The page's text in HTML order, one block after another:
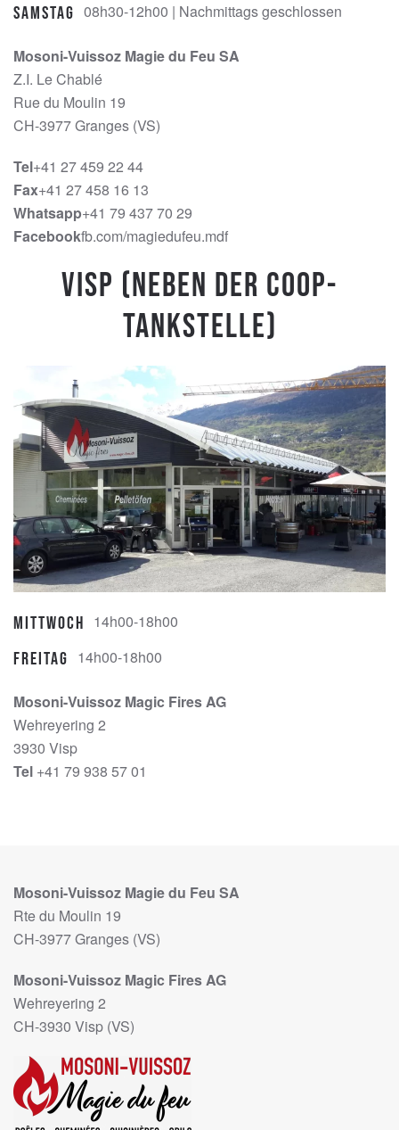
Samstag 08h30-12h00 | Nachmittags geschlossen
Mosoni-Vuissoz Magie du Feu SA
Z.I. Le Chablé
Rue du Moulin 19
CH-3977 Granges (VS)
Tel+41 27 459 22 44
Fax+41 27 458 16 13
Whatsapp+41 79 437 70 29
Facebookfb.com/magiedufeu.mdf
Visp (Neben der Coop-
Tankstelle)
Mittwoch 14h00-18h00
Freitag 14h00-18h00
Mosoni-Vuissoz Magic Fires AG
Wehreyering 2
3930 Visp
Tel +41 79 938 57 01
Mosoni-Vuissoz Magie du Feu SA
Rte du Moulin 19
CH-3977 Granges (VS)
Mosoni-Vuissoz Magic Fires AG
Wehreyering 2
CH-3930 Visp (VS)